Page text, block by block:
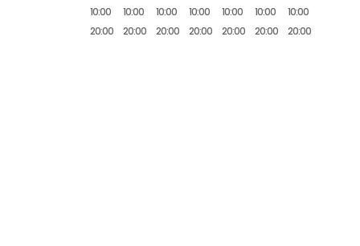
10:00
20:00
10:00
20:00
10:00
20:00
10:00
20:00
10:00
20:00
10:00
20:00
10:00
20:00